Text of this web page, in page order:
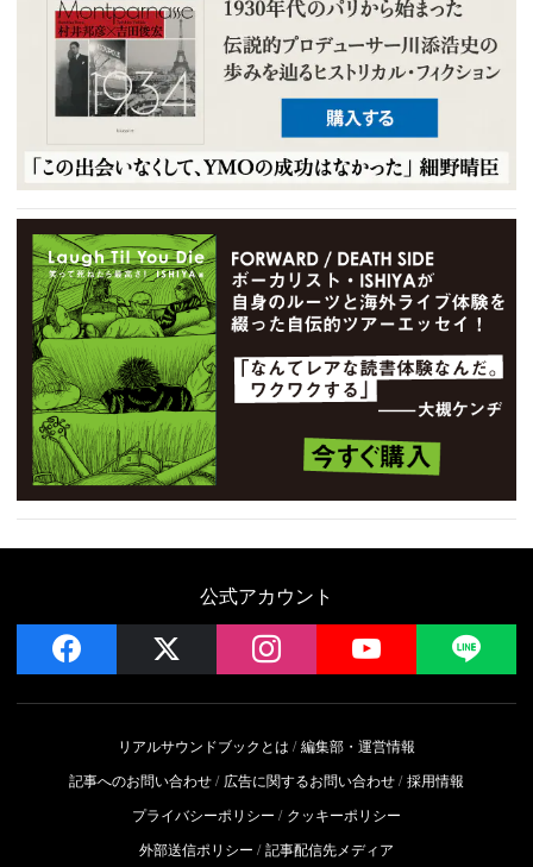
公式アカウント
facebook instagram YouTube
リアルサウンドブックとは
編集部・運営情報
記事へのお問い合わせ
広告に関するお問い合わせ 採用情報
プライバシーポリシー
クッキーポリシー
外部送信ポリシー
記事配信先メディア